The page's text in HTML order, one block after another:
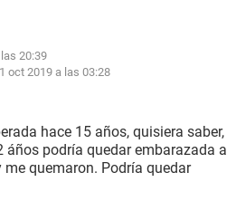
20:39
oct 2019 a las 03:28
hace 15 años, quisiera saber,
áños podría quedar embarazada a
quemaron. Podría quedar